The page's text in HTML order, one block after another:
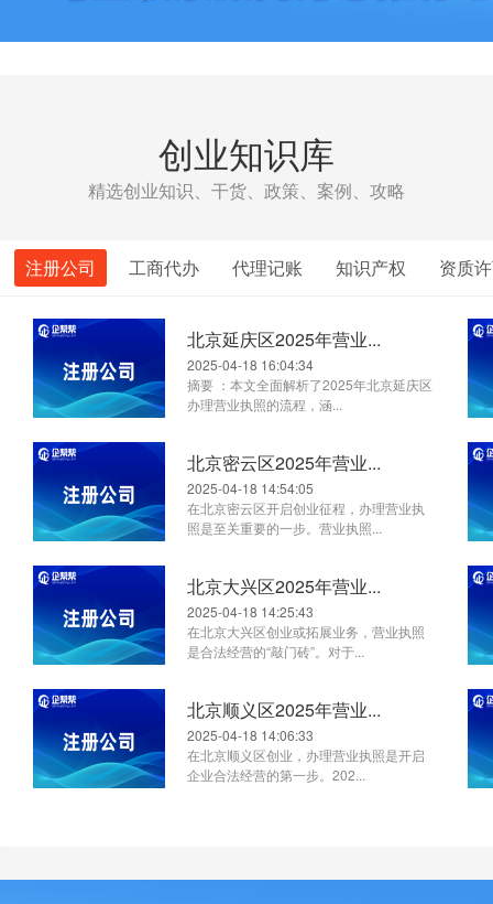
创业知识库
精选创业知识、干货、政策、案例、攻略
注册公司 工商代办 代理记账 知识产权 资质
北京延庆区2025年营业...
2025-04-18 16:04:34
摘要 ：本文全面解析了2025年北京延庆区
办理营业执照的流程，涵...
北京密云区2025年营业...
2025-04-18 14:54:05
在北京密云区开启创业征程，办理营业执
照是至关重要的一步。营业执照...
北京大兴区2025年营业...
2025-04-18 14:25:43
在北京大兴区创业或拓展业务，营业执照
是合法经营的“敲门砖”。对于...
北京顺义区2025年营业...
2025-04-18 14:06:33
在北京顺义区创业，办理营业执照是开启
企业合法经营的第一步。202...